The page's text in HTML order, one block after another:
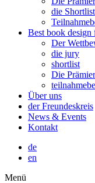
die Shortlist
Best book
Der
die jury
shortlist
Die
Über uns
der Freundeskreis
News & Events
Kontakt
de
en
Menü